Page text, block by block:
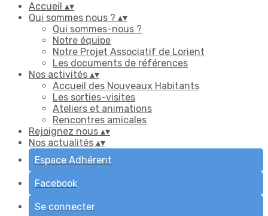
Accueil ▴▾
Qui sommes nous ? ▴▾
Qui sommes-nous ?
Notre équipe
Notre Projet Associatif de Lorient
Les documents de références
Nos activités ▴▾
Accueil des Nouveaux Habitants
Les sorties-visites
Ateliers et animations
Rencontres amicales
Rejoignez nous ▴▾
Nos actualités ▴▾
Espace Adhérent
Facebook
Se connecter